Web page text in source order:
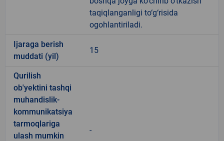
taqiqlanganligi to‘g‘risida
ogohlantiriladi.
Ijaraga berish
muddati (yil)
15
Qurilish
ob'yektini tashqi
muhandislik-
kommunikatsiya
tarmoqlariga
ulash mumkin
-